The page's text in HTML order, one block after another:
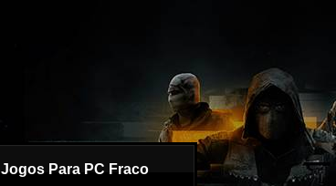
Jogos Para PC Fraco